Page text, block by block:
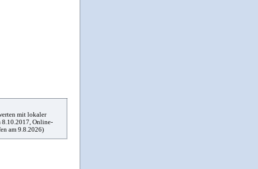
mit lokaler
8.10.2017, Online-
am 9.8.2026)